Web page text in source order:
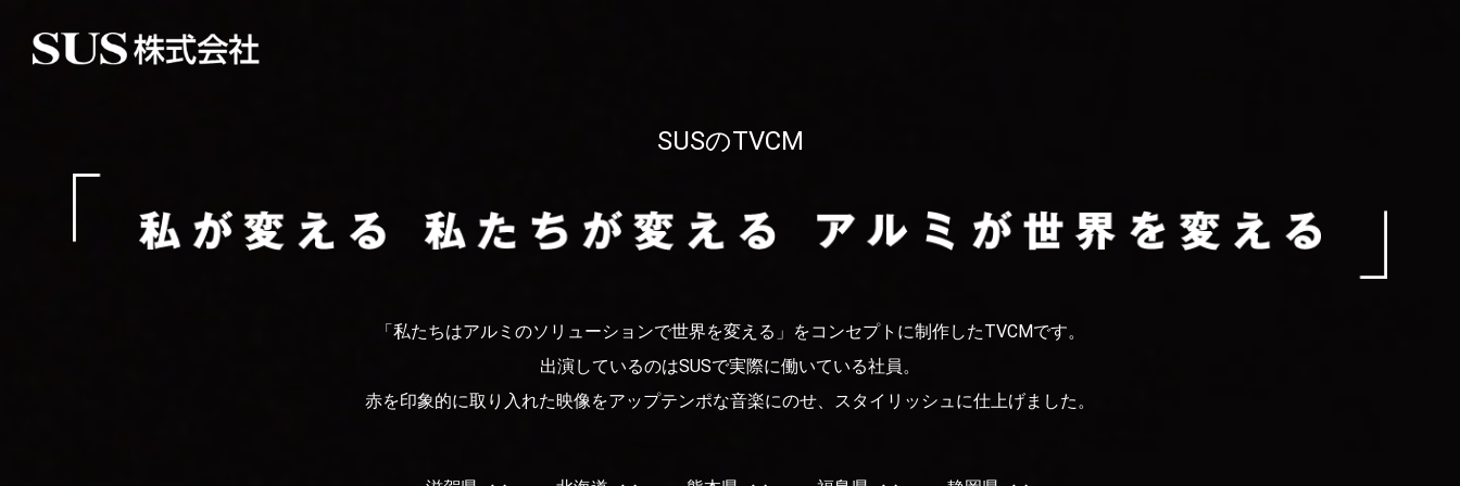
SUSのTVCM
「私たちはアルミのソリューションで世界を変える」をコンセプトに制作したTVCMです。
出演しているのはSUSで実際に働いている社員。
赤を印象的に取り入れた映像をアップテンポな音楽にのせ、スタイリッシュに仕上げました。